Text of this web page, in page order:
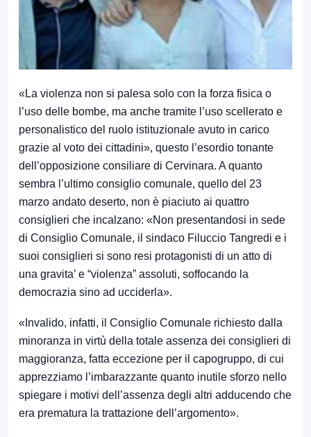
«La violenza non si palesa solo con la forza fisica o
l’uso delle bombe, ma anche tramite l’uso scellerato e
personalistico del ruolo istituzionale avuto in carico
grazie al voto dei cittadini», questo l’esordio tonante
dell’opposizione consiliare di Cervinara. A quanto
sembra l’ultimo consiglio comunale, quello del 23
marzo andato deserto, non è piaciuto ai quattro
consiglieri che incalzano: «Non presentandosi in sede
di Consiglio Comunale, il sindaco Filuccio Tangredi e i
suoi consiglieri si sono resi protagonisti di un atto di
una gravita’ e “violenza” assoluti, soffocando la
democrazia sino ad ucciderla».
«Invalido, infatti, il Consiglio Comunale richiesto dalla
minoranza in virtù della totale assenza dei consiglieri di
maggioranza, fatta eccezione per il capogruppo, di cui
apprezziamo l’imbarazzante quanto inutile sforzo nello
spiegare i motivi dell’assenza degli altri adducendo che
era prematura la trattazione dell’argomento».